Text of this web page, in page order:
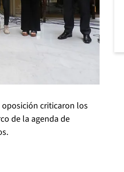
criticaron los
de la agenda de